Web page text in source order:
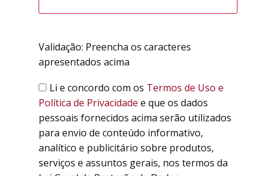
Validação: Preencha os caracteres
apresentados acima
Li e concordo com os Termos de Uso e
Política de Privacidade e que os dados
pessoais fornecidos acima serão utilizados
para envio de conteúdo informativo,
analítico e publicitário sobre produtos,
serviços e assuntos gerais, nos termos da